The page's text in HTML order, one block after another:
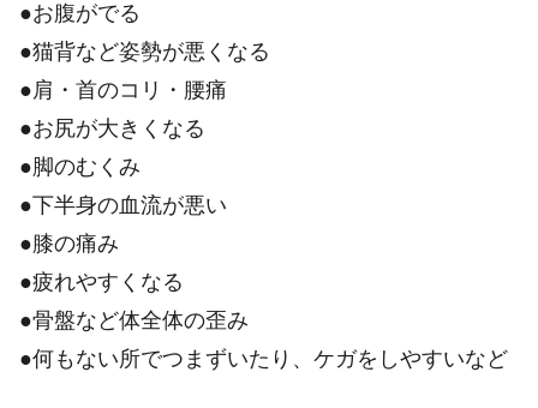
●お腹がでる
●猫背など姿勢が悪くなる
●肩・首のコリ・腰痛
●お尻が大きくなる
●脚のむくみ
●下半身の血流が悪い
●膝の痛み
●疲れやすくなる
●骨盤など体全体の歪み
●何もない所でつまずいたり、ケガをしやすいなど